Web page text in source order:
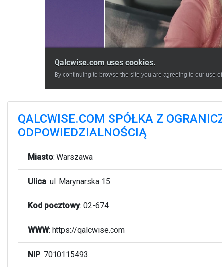
QALCWISE.COM SPÓŁKA Z
ODPOWIEDZIALNOŚCIĄ
Miasto: Warszawa
Ulica: ul. Marynarska 15
Kod pocztowy: 02-674
WWW: https://qalcwise.com
NIP: 7010115493